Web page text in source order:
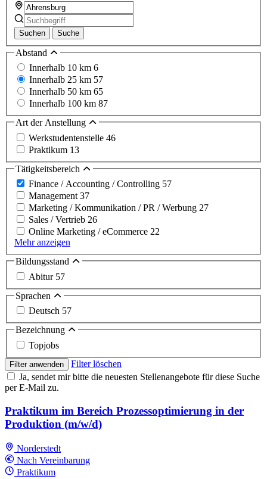
Suchen Suche
Abstand
Innerhalb 10 km 6
Innerhalb 25 km 57
Innerhalb 50 km 65
Innerhalb 100 km 87
Art der Anstellung
Werkstudentenstelle 46
Praktikum 13
Tätigkeitsbereich
Finance / Accounting / Controlling 57
Management 37
Marketing / Kommunikation / PR / Werbung 27
Sales / Vertrieb 26
Online Marketing / eCommerce 22
Mehr anzeigen
Bildungsstand
Abitur 57
Sprachen
Deutsch 57
Bezeichnung
Topjobs
Filter anwenden
Filter löschen
Ja, sendet mir bitte die neuesten Stellenangebote für diese Suche
per E-Mail zu.
Praktikum im Bereich Prozessoptimierung in der
Produktion (m/w/d)
Norderstedt
Nach Vereinbarung
Praktikum